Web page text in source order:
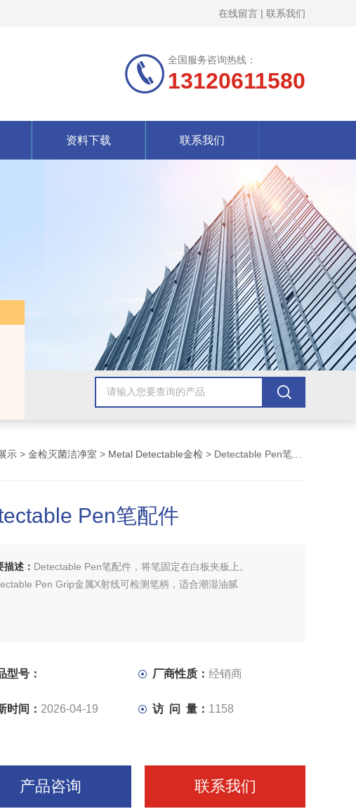
在线留言 | 联系我们
全国服务咨询热线：
13120611580
资料下载 联系我们
示 > 金检灭菌洁净室 > Metal Detectable金检 > Detectable Pen笔配件
Pen笔配件
描述： Detectable Pen笔配件，将笔固定在白板夹板上。
Pen Grip金属X射线可检测笔柄，适合潮湿油腻
型号： 厂商性质： 经销商
时间： 2026-04-19 访 问 量： 1158
产品咨询 联系我们